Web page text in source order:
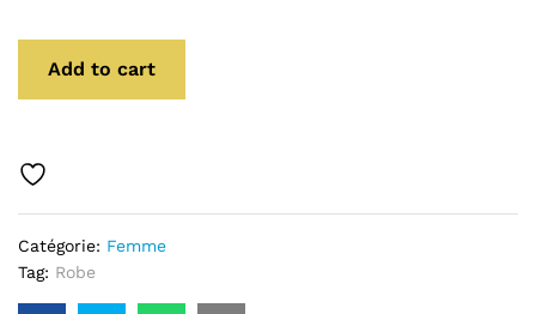
Add to cart
Catégorie: Femme
Tag: Robe